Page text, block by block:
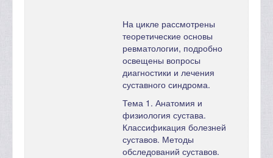
На цикле рассмотрены
теоретические основы
ревматологии, подробно
освещены вопросы
диагностики и лечения
суставного синдрома.
Тема 1. Анатомия и
физиология сустава.
Классификация болезней
суставов. Методы
обследований суставов.